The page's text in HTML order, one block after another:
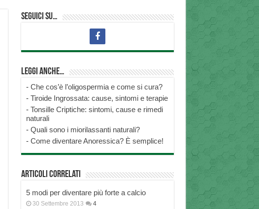
Seguici su…
Leggi anche…
- Che cos’è l’oligospermia e come si cura?
- Tiroide Ingrossata: cause, sintomi e terapie
- Tonsille Criptiche: sintomi, cause e rimedi
naturali
- Quali sono i miorilassanti naturali?
- Come diventare Anoressica? È semplice!
Articoli correlati
5 modi per diventare più forte a calcio
30 Settembre 2013 4